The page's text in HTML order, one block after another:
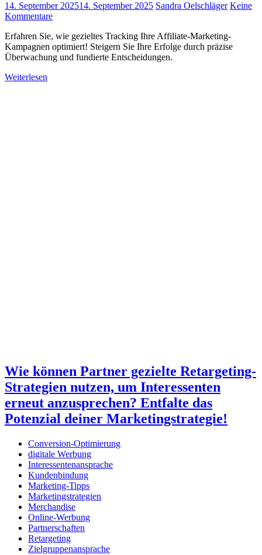
14. September 202514. September 2025 Sandra Oelschläger Keine
Kommentare
Erfahren Sie, wie gezieltes Tracking Ihre Affiliate-Marketing-
Kampagnen optimiert! Steigern Sie Ihre Erfolge durch präzise
Überwachung und fundierte Entscheidungen.
Weiterlesen
Wie können Partner gezielte Retargeting-
Strategien nutzen, um Interessenten
erneut anzusprechen? Entfalte das
Potenzial deiner Marketingstrategie!
Conversion-Optimierung
digitale Werbung
Interessentenansprache
Kundenbindung
Marketing-Tipps
Marketingstrategien
Merchandise
Online-Werbung
Partnerschaften
Retargeting
Zielgruppenansprache